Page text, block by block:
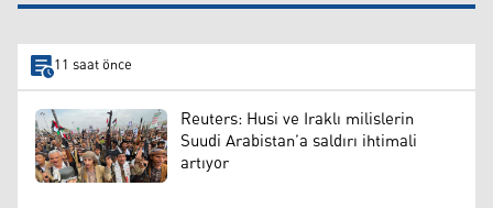
11 saat önce
Reuters: Husi ve Iraklı milislerin
Suudi Arabistan’a saldırı ihtimali
artıyor